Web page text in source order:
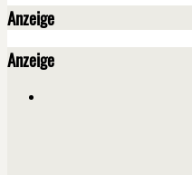
Anzeige
Anzeige